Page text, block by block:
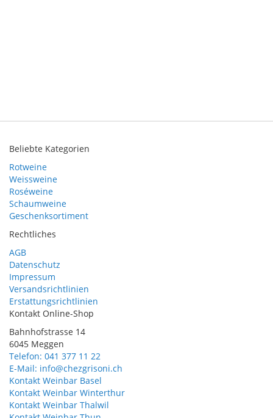
Beliebte Kategorien
Rotweine
Weissweine
Roséweine
Schaumweine
Geschenksortiment
Rechtliches
AGB
Datenschutz
Impressum
Versandsrichtlinien
Erstattungsrichtlinien
Kontakt Online-Shop
Bahnhofstrasse 14
6045 Meggen
Telefon: 041 377 11 22
E-Mail: info@chezgrisoni.ch
Kontakt Weinbar Basel
Kontakt Weinbar Winterthur
Kontakt Weinbar Thalwil